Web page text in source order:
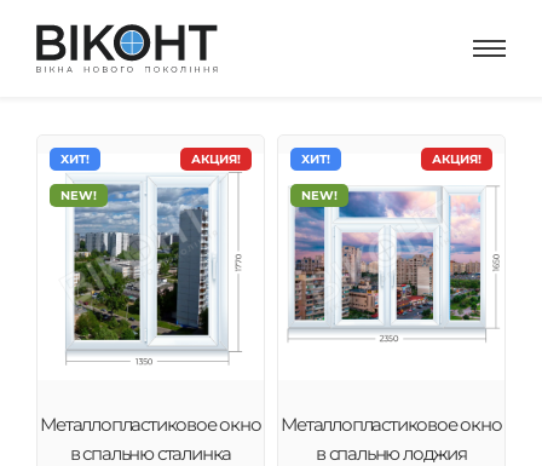
АКЦИЯ!
ХИТ!
NEW!
Металлопластиковое окно
в спальню сталинка
АКЦИЯ!
ХИТ!
NEW!
Металлопластиковое окно
в спальню лоджия